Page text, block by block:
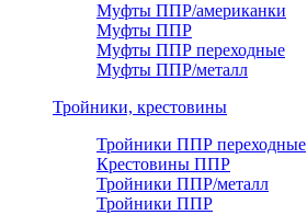
Муфты ППР/американки
Муфты ППР
Муфты ППР переходные
Муфты ППР/металл
Тройники, крестовины
Тройники ППР переходные
Крестовины ППР
Тройники ППР/металл
Тройники ППР